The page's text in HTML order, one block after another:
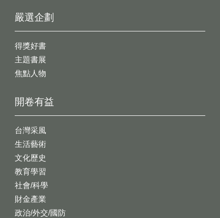
開卷有益
台灣采風
生活藝術
文化歷史
教育學習
社會/科學
財金產業
政治/外交/國防
嚴選企劃
得獎好書
主題書展
焦點人物